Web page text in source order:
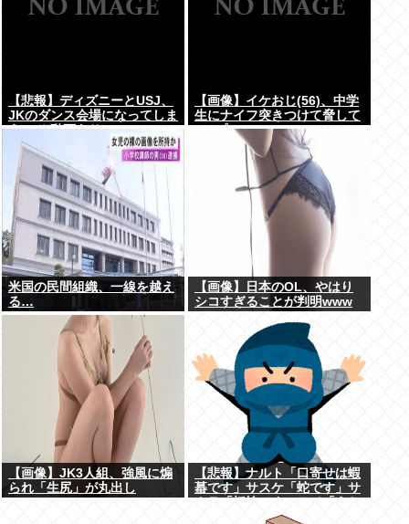
【悲報】ディズニーとUSJ、
JKのダンス会場になってしま
う （※動画あり）
【画像】イケおじ(56)、中学
生にナイフ突きつけて脅して
レ●プwww
米国の民間組織、一線を越え
る…
【画像】日本のOL、やはり
シコすぎることが判明www
【画像】JK3人組、強風に煽
られ「生尻」が丸出し
【悲報】ナルト「口寄せは蝦
蟇です」サスケ「蛇です」サ